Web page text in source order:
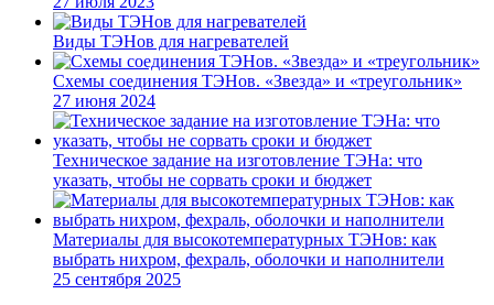
Виды ТЭНов для нагревателей
Схемы соединения ТЭНов. «Звезда» и «треугольник»
27 июня 2024
Техническое задание на изготовление ТЭНа: что
указать, чтобы не сорвать сроки и бюджет
Материалы для высокотемпературных ТЭНов: как
выбрать нихром, фехраль, оболочки и наполнители
25 сентября 2025